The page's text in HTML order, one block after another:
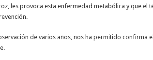
les provoca esta enfermedad metabólica y que el
de varios años, nos ha permitido confirma